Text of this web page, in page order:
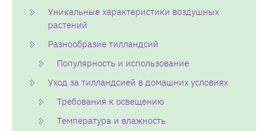
Уникальные характеристики воздушных
растений
Разнообразие тилландсий
Популярность и использование
Уход за тилландсией в домашних условиях
Требования к освещению
Температура и влажность